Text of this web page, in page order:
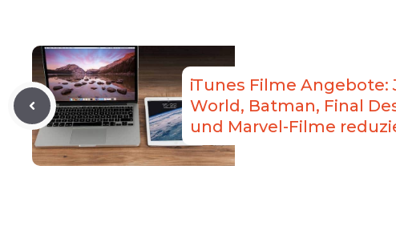
iTunes Filme Angebote:
World, Batman, Final
und Marvel-Filme